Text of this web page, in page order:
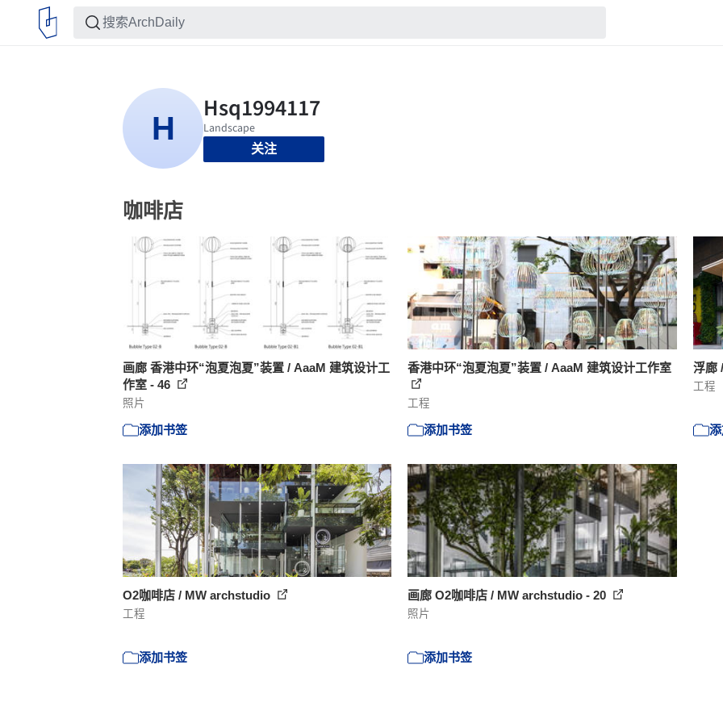
关注
咖啡店
画廊 香港中环“泡夏泡夏”装置 / AaaM 建筑设计工
作室 - 46
照片
添加书签
香港中环“泡夏泡夏”装置 / AaaM 建筑设计工作室
工程
添加书签
浮廊
工程
O2咖啡店 / MW archstudio
工程
添加书签
画廊 O2咖啡店 / MW archstudio - 20
照片
添加书签